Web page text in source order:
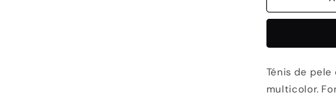
Ténis de
multicolor.